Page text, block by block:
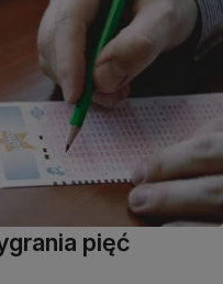
pięć